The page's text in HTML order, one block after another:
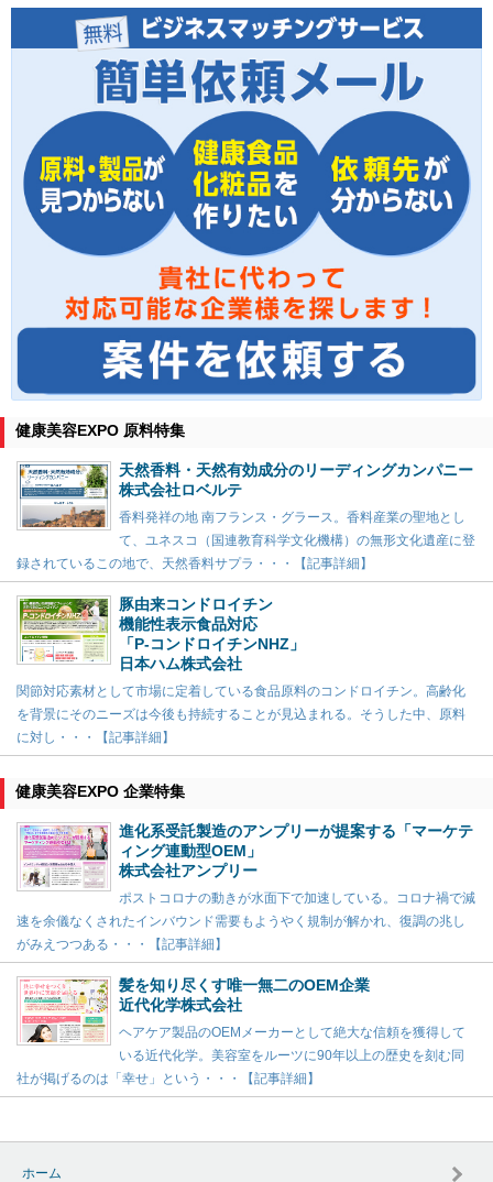
健康美容EXPO 原料特集
天然香料・天然有効成分のリーディングカンパニー
株式会社ロベルテ
香料発祥の地 南フランス・グラース。香料産業の聖地とし
て、ユネスコ（国連教育科学文化機構）の無形文化遺産に登
録されているこの地で、天然香料サプラ・・・【記事詳細】
豚由来コンドロイチン
機能性表示食品対応
「P-コンドロイチンNHZ」
日本ハム株式会社
関節対応素材として市場に定着している食品原料のコンドロイチン。高齢化
を背景にそのニーズは今後も持続することが見込まれる。そうした中、原料
に対し・・・【記事詳細】
健康美容EXPO 企業特集
進化系受託製造のアンプリーが提案する「マーケテ
ィング連動型OEM」
株式会社アンプリー
ポストコロナの動きが水面下で加速している。コロナ禍で減
速を余儀なくされたインバウンド需要もようやく規制が解かれ、復調の兆し
がみえつつある・・・【記事詳細】
髪を知り尽くす唯一無二のOEM企業
近代化学株式会社
ヘアケア製品のOEMメーカーとして絶大な信頼を獲得して
いる近代化学。美容室をルーツに90年以上の歴史を刻む同
社が掲げるのは「幸せ」という・・・【記事詳細】
ホーム